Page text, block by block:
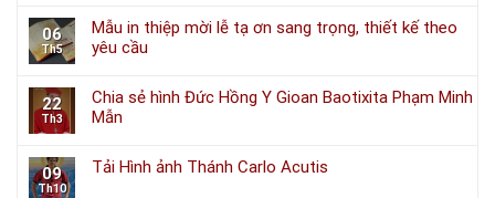
06
Th5
Mẫu in thiệp mời lễ tạ ơn sang trọng, thiết kế theo
yêu cầu
22
Th3
Chia sẻ hình Đức Hồng Y Gioan Baotixita Phạm Minh
Mẫn
09
Th10
Tải Hình ảnh Thánh Carlo Acutis